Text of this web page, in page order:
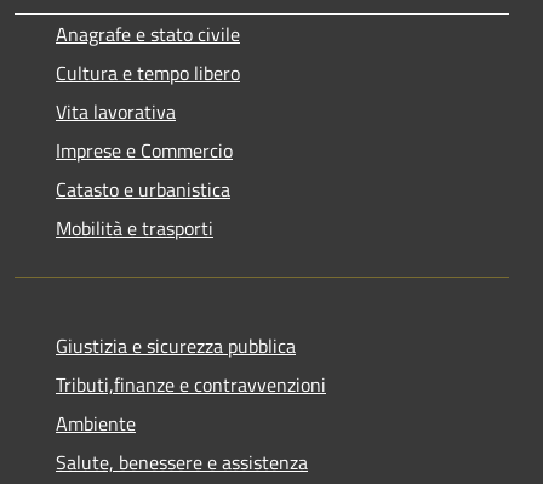
Anagrafe e stato civile
Cultura e tempo libero
Vita lavorativa
Imprese e Commercio
Catasto e urbanistica
Mobilità e trasporti
Giustizia e sicurezza pubblica
Tributi,finanze e contravvenzioni
Ambiente
Salute, benessere e assistenza